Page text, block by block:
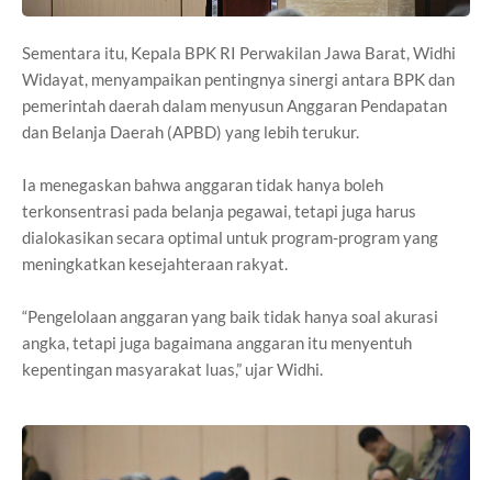
Sementara itu, Kepala BPK RI Perwakilan Jawa Barat, Widhi
Widayat, menyampaikan pentingnya sinergi antara BPK dan
pemerintah daerah dalam menyusun Anggaran Pendapatan
dan Belanja Daerah (APBD) yang lebih terukur.
Ia menegaskan bahwa anggaran tidak hanya boleh
terkonsentrasi pada belanja pegawai, tetapi juga harus
dialokasikan secara optimal untuk program-program yang
meningkatkan kesejahteraan rakyat.
“Pengelolaan anggaran yang baik tidak hanya soal akurasi
angka, tetapi juga bagaimana anggaran itu menyentuh
kepentingan masyarakat luas,” ujar Widhi.